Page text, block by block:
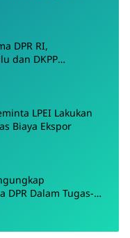
DPR RI,
dan DKPP
PKPU
LPEI Lakukan
Biaya Ekspor
DPR Dalam Tugas-